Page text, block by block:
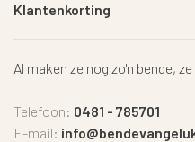
Klantenkorting
Al maken ze nog zo'n bende,
Telefoon: 0481 - 785701
E-mail: